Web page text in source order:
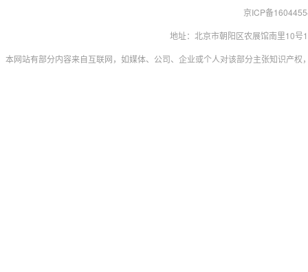
京ICP备
地址：北京市朝阳区农展馆南里10
本网站有部分内容来自互联网，如媒体、公司、企业或个人对该部分主张知识产